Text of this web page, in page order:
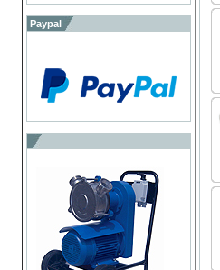
Paypal